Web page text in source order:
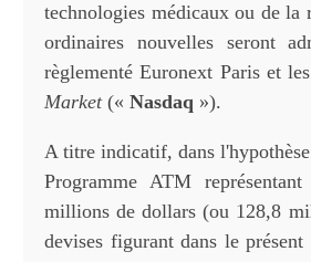
technologies médicaux ou de la
ordinaires nouvelles seront
règlementé Euronext Paris et
Market (« Nasdaq »).
A titre indicatif, dans
Programme ATM
millions de dollars (ou 128,8
devises figurant dans le